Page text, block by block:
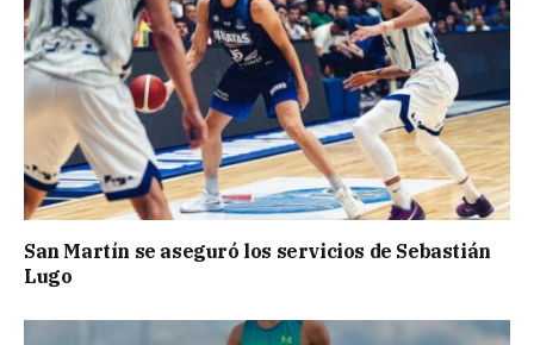
San Martín se aseguró los servicios de Sebastián
Lugo